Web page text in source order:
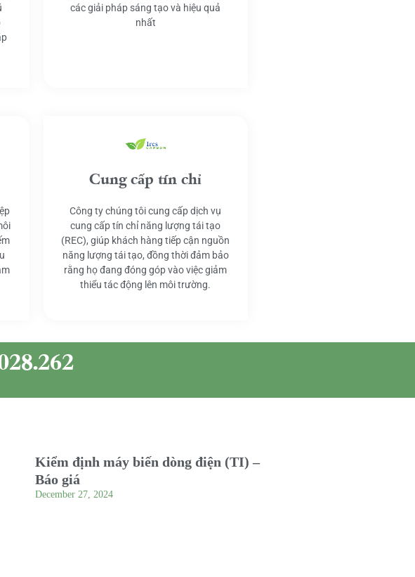
các giải pháp sáng tạo và hiệu quả
nhất
Cung cấp tín chỉ
Công ty chúng tôi cung cấp dịch vụ
cung cấp tín chỉ năng lượng tái tạo
(REC), giúp khách hàng tiếp cận nguồn
năng lượng tái tạo, đồng thời đảm bảo
rằng họ đang đóng góp vào việc giảm
thiểu tác động lên môi trường.
Kiểm định máy biến dòng điện (TI) –
Báo giá
December 27, 2024